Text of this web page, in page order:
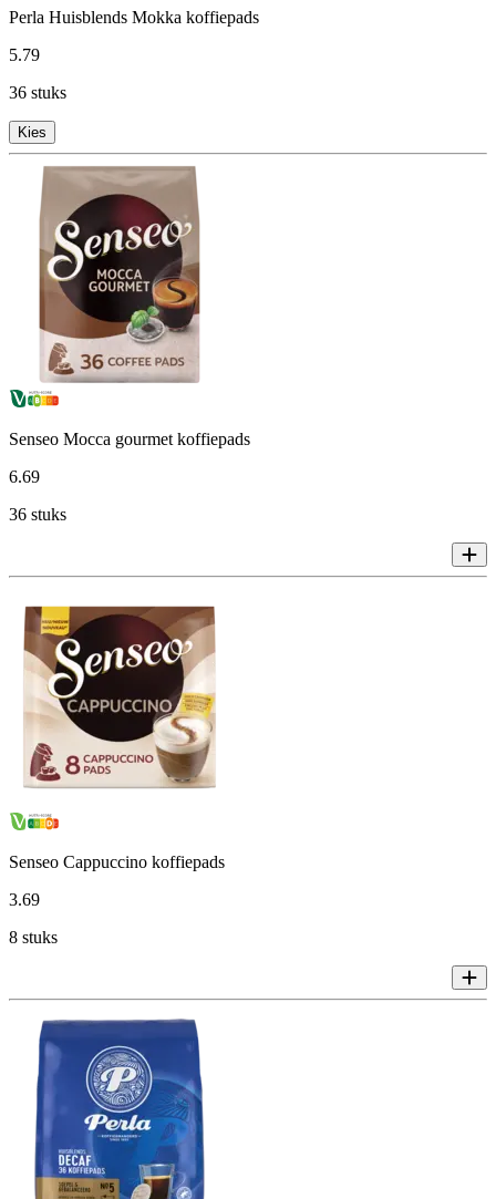
Perla Huisblends Mokka koffiepads
5.79
36 stuks
Kies
Senseo Mocca gourmet koffiepads
6.69
36 stuks
Senseo Cappuccino koffiepads
3.69
8 stuks